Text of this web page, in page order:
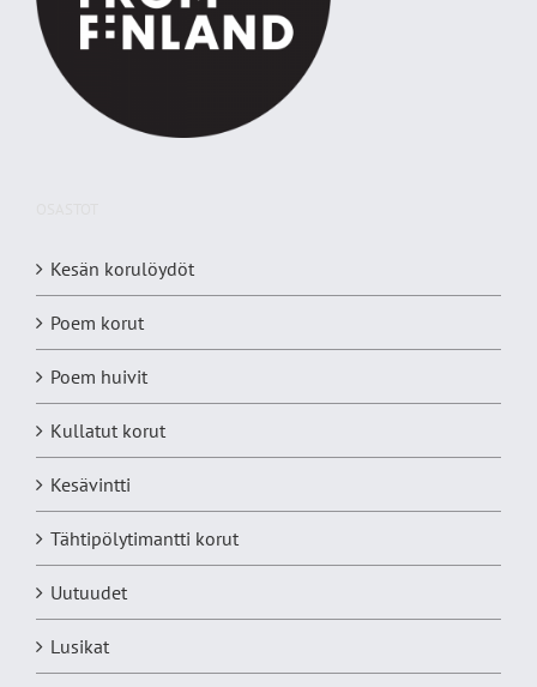
Kesän korulöydöt
Poem korut
Poem huivit
Kullatut korut
Kesävintti
Tähtipölytimantti korut
Uutuudet
Lusikat